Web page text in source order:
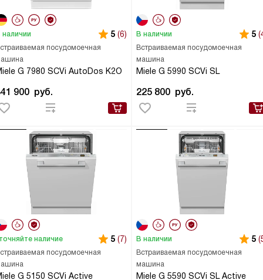
посудомоечная
G 7980 SCVi AutoDos K2O
наличии 5 (6)
900 руб.
Встраиваемая посудомоечная
машина
Miele G 5990 SCVi SL
В наличии 5
225 800 руб.
посудомоечная
G 5150 SCVi Active
наличие 5 (7)
Встраиваемая посудомоечная
машина
Miele G 5590 SCVi SL Active
В наличии 5